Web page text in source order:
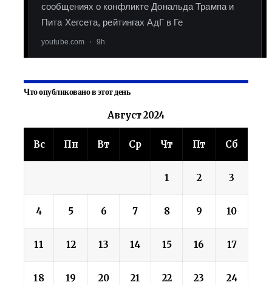
Что опубликовано в этот день
Август 2024
Вс Пн Вт Ср Чт Пт Сб
1 2 3
4 5 6 7 8 9 10
11 12 13 14 15 16 17
18 19 20 21 22 23 24